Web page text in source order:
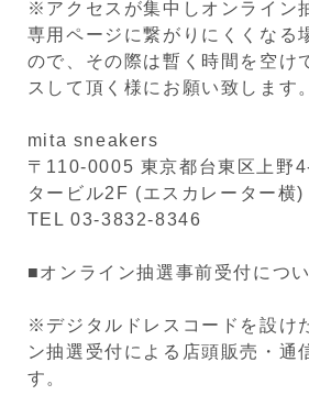
※アクセスが集中しオンライン
専用ページに繋がりにくくなる
ので、その際は暫く時間を空け
スして頂く様にお願い致します。
mita sneakers
〒110-0005 東京都台東区上野
タービル2F (エスカレーター横)
TEL 03-3832-8346
■オンライン抽選事前受付につ
※デジタルドレスコードを設け
ン抽選受付による店頭販売・通
す。